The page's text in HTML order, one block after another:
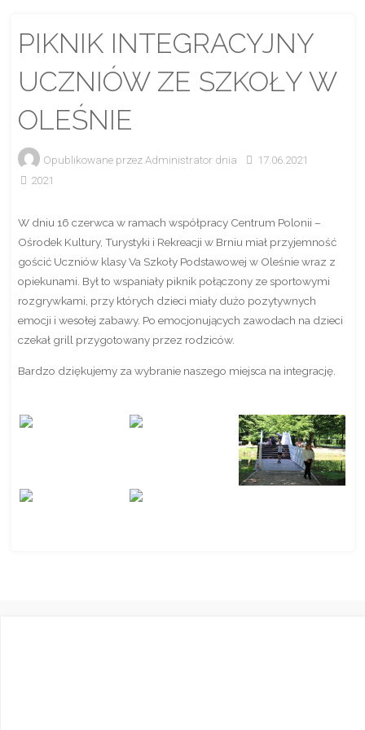
PIKNIK INTEGRACYJNY
UCZNIÓW ZE SZKOŁY W
OLEŚNIE
Opublikowane przezAdministrator dnia
17.06.2021
2021
W dniu 16 czerwca w ramach współpracy Centrum Polonii –
Ośrodek Kultury, Turystyki i Rekreacji w Brniu miał przyjemność
gościć Uczniów klasy Va Szkoły Podstawowej w Oleśnie wraz z
opiekunami. Był to wspaniały piknik połączony ze sportowymi
rozgrywkami, przy których dzieci miały dużo pozytywnych
emocji i wesołej zabawy. Po emocjonujących zawodach na dzieci
czekał grill przygotowany przez rodziców.
Bardzo dziękujemy za wybranie naszego miejsca na integrację.